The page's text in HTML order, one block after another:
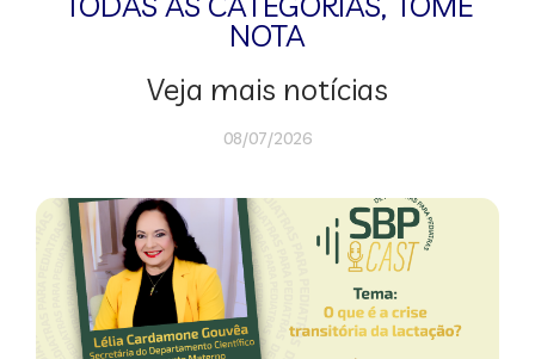
NOTA
Veja mais notícias
08/07/2026